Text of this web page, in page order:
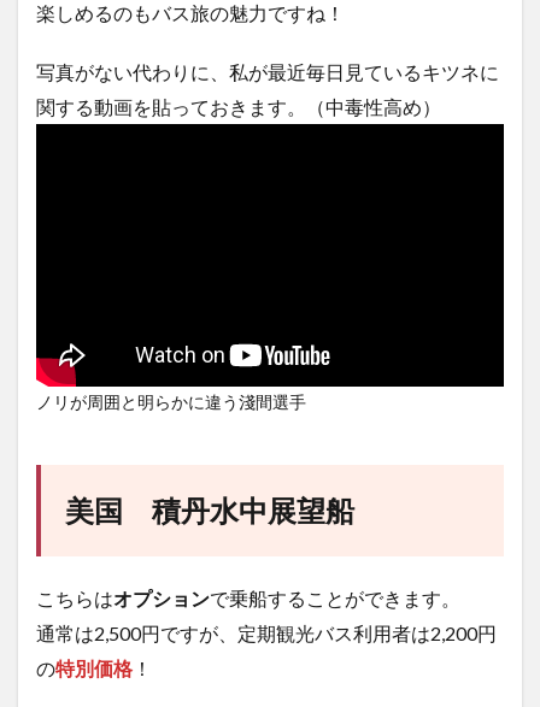
楽しめるのもバス旅の魅力ですね！
写真がない代わりに、私が最近毎日見ているキツネに
関する動画を貼っておきます。（中毒性高め）
ノリが周囲と明らかに違う淺間選手
美国 積丹水中展望船
こちらはオプションで乗船することができます。
通常は2,500円ですが、定期観光バス利用者は2,200円
の特別価格 ！